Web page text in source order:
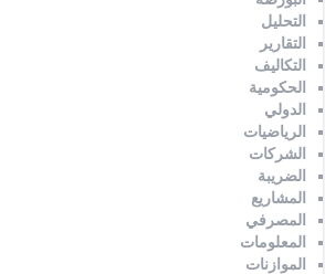
التحليل
التقارير
التكاليف
الحكومية
الدولي
الرياضيات
الشركات
الضريبة
المشاريع
المصرفي
المعلومات
الموازنات